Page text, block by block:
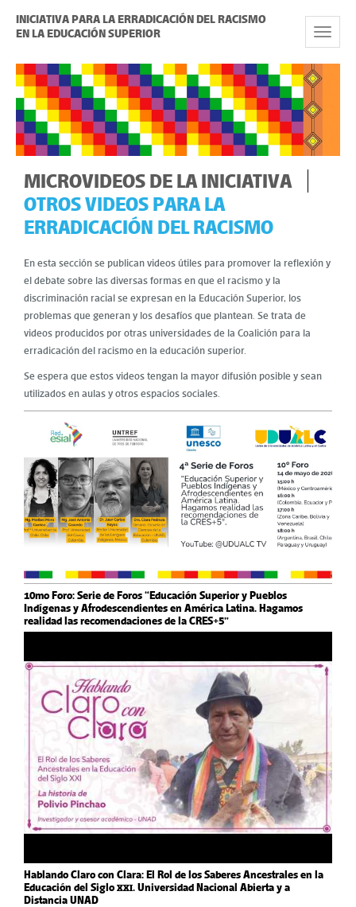
Toggle
INICIATIVA PARA LA ERRADICACIÓN DEL RACISMO
EN LA EDUCACIÓN SUPERIOR
MICROVIDEOS DE LA INICIATIVA
OTROS VIDEOS PARA LA
ERRADICACIÓN DEL RACISMO
En esta sección se publican videos útiles para promover la reflexión y
el debate sobre las diversas formas en que el racismo y la
discriminación racial se expresan en la Educación Superior, los
problemas que generan y los desafíos que plantean. Se trata de
videos producidos por otras universidades de la Coalición para la
erradicación del racismo en la educación superior.
Se espera que estos videos tengan la mayor difusión posible y sean
utilizados en aulas y otros espacios sociales.
10mo Foro: Serie de Foros “Educación Superior y Pueblos
Indígenas y Afrodescendientes en América Latina. Hagamos
realidad las recomendaciones de la CRES+5”
Hablando Claro con Clara: El Rol de los Saberes Ancestrales en la
Educación del Siglo XXI. Universidad Nacional Abierta y a
Distancia UNAD